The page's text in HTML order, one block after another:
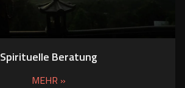
Spirituelle Beratung
MEHR »